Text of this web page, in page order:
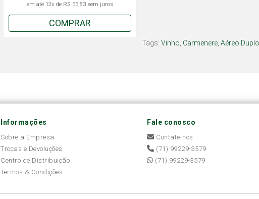
em até 12x de R$ 55,83 sem juros
COMPRAR
Tags: Vinho Carmenere Aéreo Duplo
Informações
Sobre a Empresa
Trocas e Devoluções
Centro de Distribuição
Termos & Condições
Fale conosco
Contate-nos
(71) 99229-3579
(71) 99229-3579